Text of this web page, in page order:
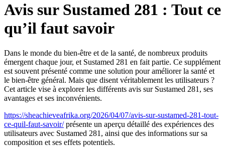
Avis sur Sustamed 281 : Tout ce
qu’il faut savoir
Dans le monde du bien-être et de la santé, de nombreux produits
émergent chaque jour, et Sustamed 281 en fait partie. Ce supplément
est souvent présenté comme une solution pour améliorer la santé et
le bien-être général. Mais que disent véritablement les utilisateurs ?
Cet article vise à explorer les différents avis sur Sustamed 281, ses
avantages et ses inconvénients.
https://sheachieveafrika.org/2026/04/07/avis-sur-sustamed-281-tout-
ce-quil-faut-savoir/présente un aperçu détaillé des expériences des
utilisateurs avec Sustamed 281, ainsi que des informations sur sa
composition et ses effets potentiels.